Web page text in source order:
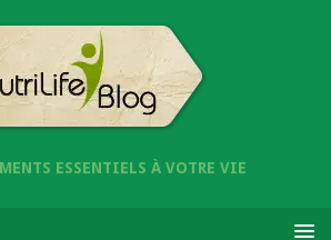
ESSENTIELS À VOTRE VIE